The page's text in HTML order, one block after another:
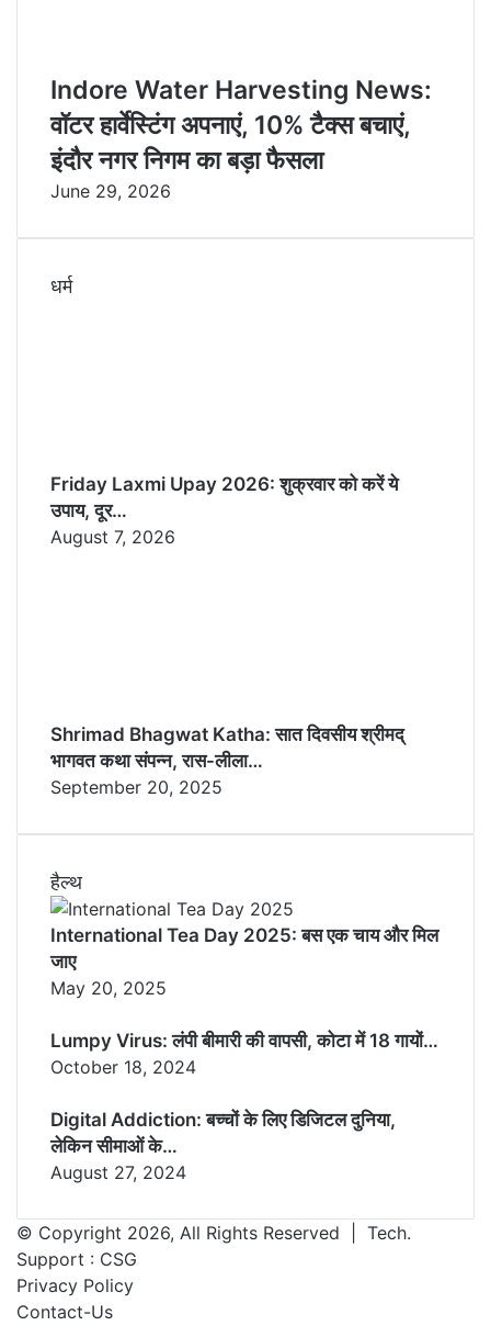
Indore Water Harvesting News:
वॉटर हार्वेस्टिंग अपनाएं, 10% टैक्स बचाएं,
इंदौर नगर निगम का बड़ा फैसला
June 29, 2026
धर्म
Friday Laxmi Upay 2026: शुक्रवार को करें ये
उपाय, दूर…
August 7, 2026
Shrimad Bhagwat Katha: सात दिवसीय श्रीमद्
भागवत कथा संपन्न, रास-लीला…
September 20, 2025
हैल्थ
International Tea Day 2025: बस एक चाय और मिल
जाए
May 20, 2025
Lumpy Virus: लंपी बीमारी की वापसी, कोटा में 18 गायों…
October 18, 2024
Digital Addiction: बच्चों के लिए डिजिटल दुनिया,
लेकिन सीमाओं के…
August 27, 2024
© Copyright 2026, All Rights Reserved | Tech.
Support : CSG
Privacy Policy
Contact-Us